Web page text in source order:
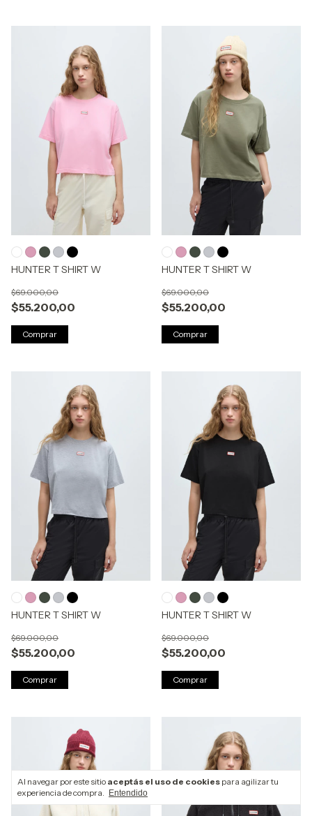
Al navegar por este sitio aceptás el uso de cookies para agilizar tu
experiencia de compra.
Entendido
HUNTER T SHIRT W
$55.200,00
$69.000,00
Comprar
HUNTER T SHIRT W
$55.200,00
$69.000,00
Comprar
HUNTER T SHIRT W
$55.200,00
$69.000,00
Comprar
HUNTER T SHIRT W
$55.200,00
$69.000,00
Comprar